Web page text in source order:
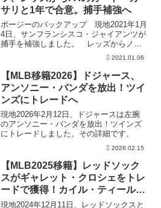
サリと1年で合意。捕手補強へ
ポージーのバックアップ 現地2021年1月
4日、サンフランシスコ・ジャイアンツが
捕手を補強しました。 レッズからノン
2021.01.06
【MLB移籍2026】ドジャース、
アンソニー・バンダを放出！ツイ
ンズにトレードへ
現地2026年2月12日、ドジャースは左腕
のアンソニー・バンダを放出！ツインズ
にトレードしました。その詳細です。
2026.02.15
【MLB2025移籍】レッドソック
スがギャレット・クロシェをトレ
ードで獲得！カイル・ティールら
4選手がCWSへ
現地2024年12月11日、レッドソックスと